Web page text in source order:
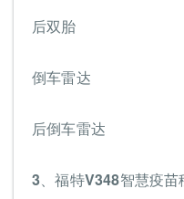
后双胎
倒车雷达
后倒车雷达
3、福特V348智慧疫苗